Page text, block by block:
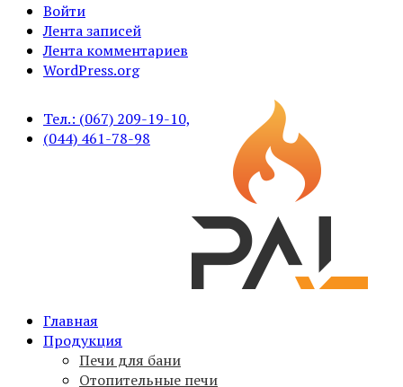
Войти
Лента записей
Лента комментариев
WordPress.org
Тел.: (067) 209-19-10,
(044) 461-78-98
PAL
Печи для бани PAL, вагонка, брус, дымоходы,
аксессуары
Главная
Продукция
Печи для бани
Отопительные печи